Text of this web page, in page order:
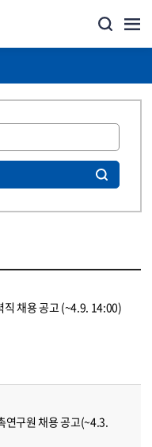
채용 공고 (~4.9. 14:00)
연구원 채용 공고(~4.3.